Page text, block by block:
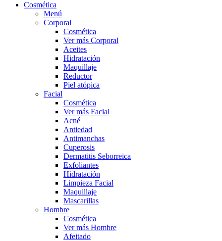
Cosmética
Menú
Corporal
Cosmética
Ver más Corporal
Aceites
Hidratación
Maquillaje
Reductor
Piel atópica
Facial
Cosmética
Ver más Facial
Acné
Antiedad
Antimanchas
Cuperosis
Dermatitis Seborreica
Exfoliantes
Hidratación
Limpieza Facial
Maquillaje
Mascarillas
Hombre
Cosmética
Ver más Hombre
Afeitado